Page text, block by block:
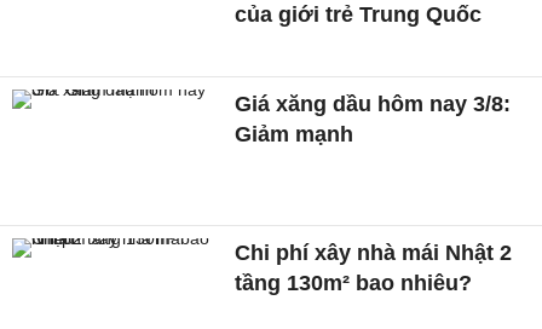
của giới trẻ Trung Quốc
Giá xăng dầu hôm nay 3/8:
Giảm mạnh
Chi phí xây nhà mái Nhật 2
tầng 130m² bao nhiêu?